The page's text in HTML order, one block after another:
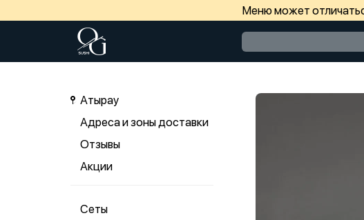
Меню может
Атырау
Адреса и зоны доставки
Отзывы
Акции
Сеты